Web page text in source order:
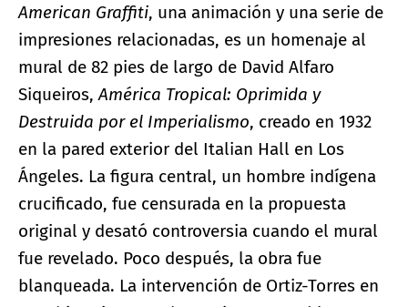
American Graffiti, una animación y una serie de
impresiones relacionadas, es un homenaje al
mural de 82 pies de largo de David Alfaro
Siqueiros,América Tropical: Oprimida y
Destruida por el Imperialismo, creado en 1932
en la pared exterior del Italian Hall en Los
Ángeles. La figura central, un hombre indígena
crucificado, fue censurada en la propuesta
original y desató controversia cuando el mural
fue revelado. Poco después, la obra fue
blanqueada. La intervención de Ortiz-Torres en